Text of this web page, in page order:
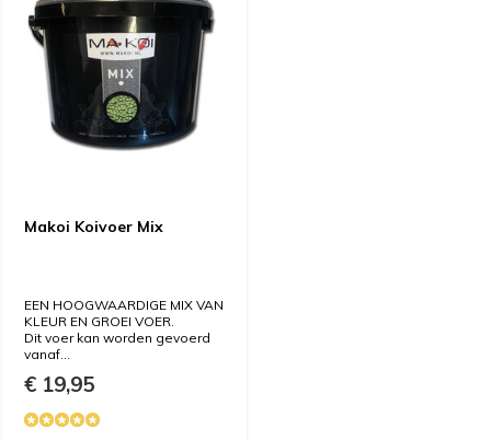
Makoi Koivoer Mix
EEN HOOGWAARDIGE MIX VAN
KLEUR EN GROEI VOER.
Dit voer kan worden gevoerd
vanaf...
€ 19,95